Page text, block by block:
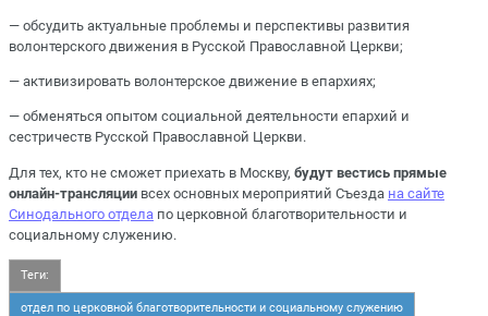
— обсудить актуальные проблемы и перспективы развития
волонтерского движения в Русской Православной Церкви;
— активизировать волонтерское движение в епархиях;
— обменяться опытом социальной деятельности епархий и
сестричеств Русской Православной Церкви.
Для тех, кто не сможет приехать в Москву, будут вестись прямые
онлайн-трансляции всех основных мероприятий Съезда на сайте
Синодального отдела по церковной благотворительности и
социальному служению.
Теги:
отдел по церковной благотворительности и социальному служению